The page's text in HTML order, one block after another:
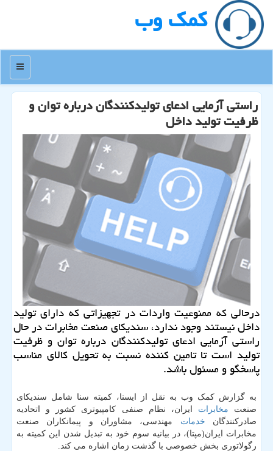
كمك وب
منو
راستی آزمایی ادعای تولیدكنندگان درباره توان و
ظرفیت تولید داخل
درحالی كه ممنوعیت واردات در تجهیزاتی كه دارای تولید
داخل نیستند وجود ندارد، سندیكای صنعت مخابرات در حال
راستی آزمایی ادعای تولیدكنندگان درباره توان و ظرفیت
تولید است تا تامین كننده نسبت به تحویل كالای مناسب
پاسخگو و مسئول باشد.
به گزارش کمک وب به نقل از ایسنا، کمیته سنا شامل سندیکای
صنعت مخابرات ایران، نظام صنفی کامپیوتری کشور و اتحادیه
صادرکنندگان خدمات مهندسی، مشاوران و پیمانکاران صنعت
مخابرات ایران(مپتا)، در بیانیه سوم خود به تبدیل شدن این کمیته به
رگولاتوری بخش خصوصی با گذشت زمان اشاره می کند.